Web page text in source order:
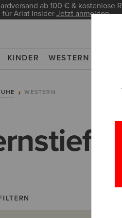
ab 100 € & kostenlose
für Ariat InsiderJetzt anmelden
KINDER WESTERN
WESTERN